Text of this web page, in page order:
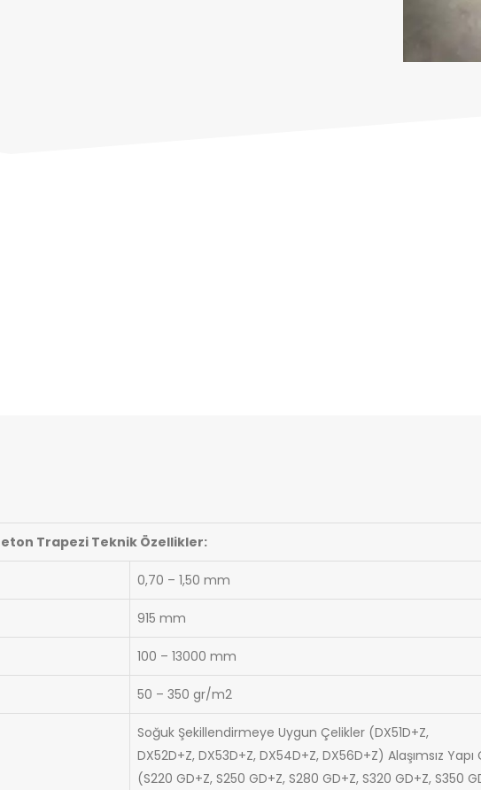
Trapezi Teknik Özellikler:
0,70 – 1,50 mm
915 mm
100 – 13000 mm
50 – 350 gr/m2
Soğuk Şekillendirmeye Uygun Çelikler (DX51D+Z,
DX52D+Z, DX53D+Z, DX54D+Z, DX56D+Z) Alaşımsız Yapı
(S220 GD+Z, S250 GD+Z, S280 GD+Z, S320 GD+Z, S350